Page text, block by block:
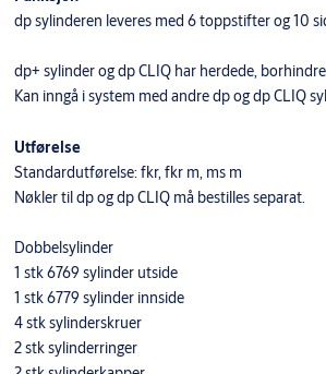
dp sylinderen leveres med 6 toppstifter og 10
dp+ sylinder og dp CLIQ har herdede,
Kan inngå i system med andre dp og dp CLIQ
Utførelse
Standardutførelse: fkr, fkr m, ms m
Nøkler til dp og dp CLIQ må bestilles separat.
Dobbelsylinder
1 stk 6769 sylinder utside
1 stk 6779 sylinder innside
4 stk sylinderskruer
2 stk sylinderringer